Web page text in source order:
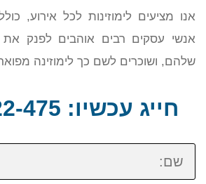
אנו מציעים לימוזינות לכל אירוע,
אנשי עסקים רבים אוהבים לפנק את
שלהם, ושוכרים לשם כך לימוזינה
חייג עכשיו: 072-3922-475
שם: